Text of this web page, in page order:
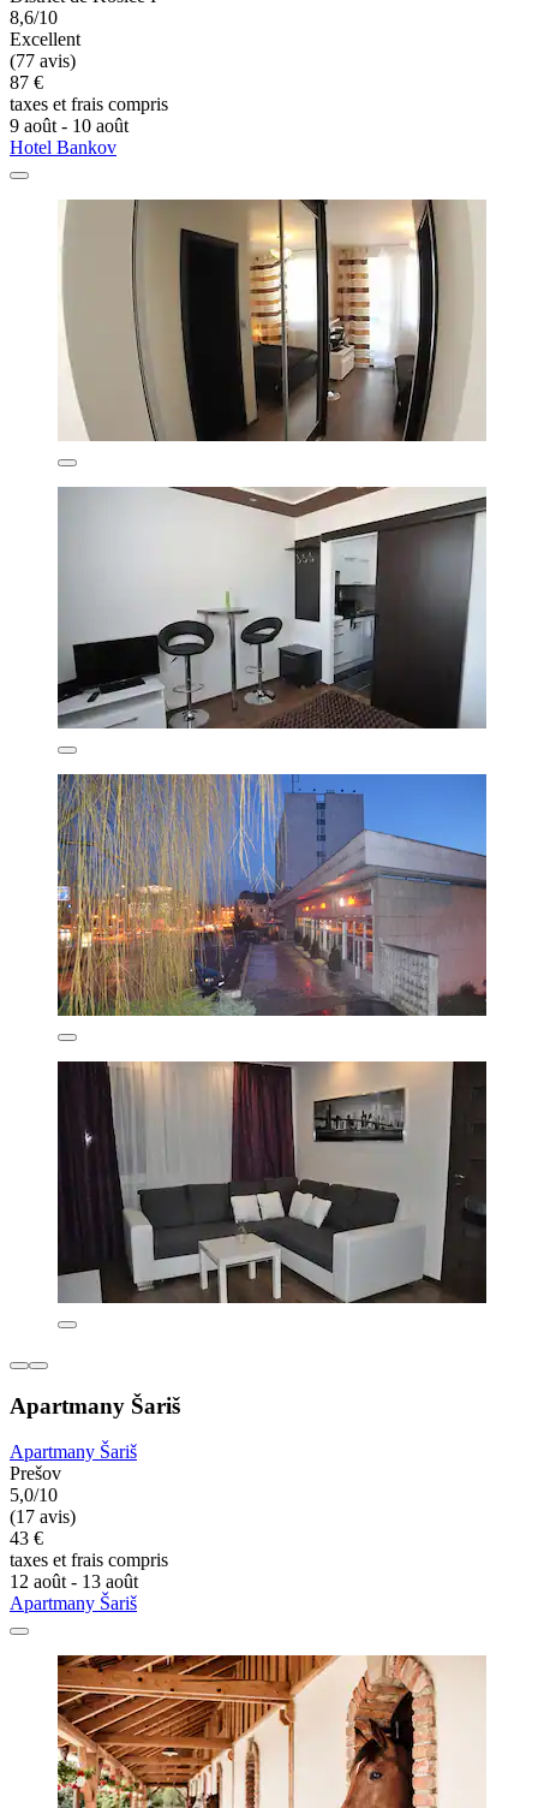
8,6/10
Excellent
(77 avis)
87 €
taxes et frais compris
9 août - 10 août
Hotel Bankov
Apartmany Šariš
Apartmany Šariš
Prešov
5,0/10
(17 avis)
43 €
taxes et frais compris
12 août - 13 août
Apartmany Šariš